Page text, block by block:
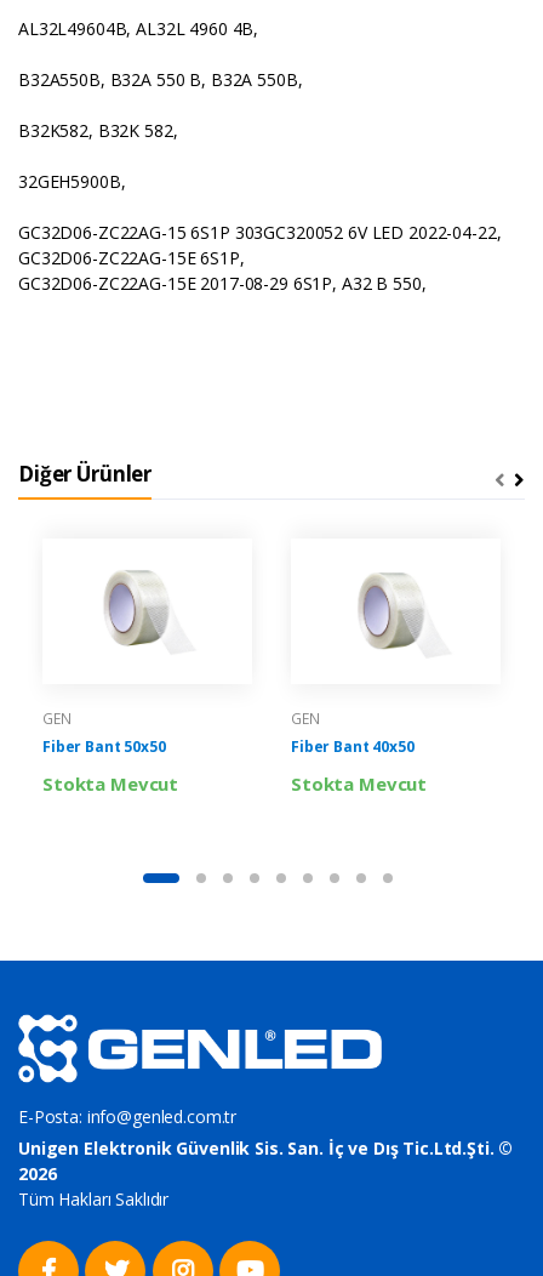
AL32L49604B, AL32L 4960 4B,
B32A550B, B32A 550 B, B32A 550B,
B32K582, B32K 582,
32GEH5900B,
GC32D06-ZC22AG-15 6S1P 303GC320052 6V LED 2022-04-22,
GC32D06-ZC22AG-15E 6S1P,
GC32D06-ZC22AG-15E 2017-08-29 6S1P, A32 B 550,
Diğer Ürünler
GEN
Fiber Bant 50x50
Stokta Mevcut
GEN
Fiber Bant 40x50
Stokta Mevcut
E-Posta: info@genled.com.tr
Unigen Elektronik Güvenlik Sis. San. İç ve Dış Tic.Ltd.Şti. ©
2026
Tüm Hakları Saklıdır